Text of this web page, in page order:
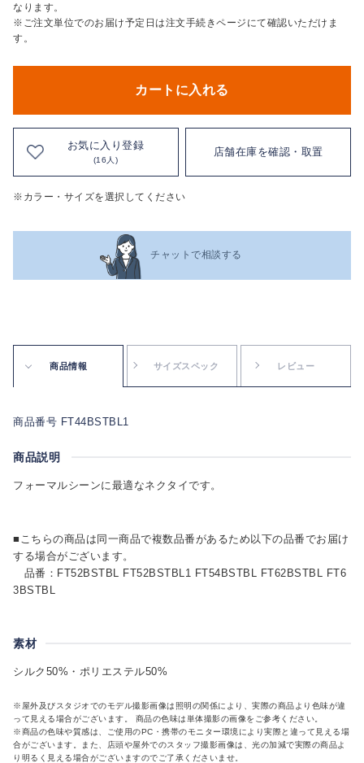
なります。
※ご注文単位でのお届け予定日は注文手続きページにて確認いただけま
す。
カートに入れる
お気に入り登録
(16人)
店舗在庫を確認・取置
※カラー・サイズを選択してください
チャットで相談する
商品情報 サイズスペック レビュー
商品番号 FT44BSTBL1
商品説明
フォーマルシーンに最適なネクタイです。
■こちらの商品は同一商品で複数品番があるため以下の品番でお届け
する場合がございます。
品番：FT52BSTBL FT52BSTBL1 FT54BSTBL FT62BSTBL FT6
3BSTBL
素材
シルク50%・ポリエステル50%
※屋外及びスタジオでのモデル撮影画像は照明の関係により、実際の商品より色味が違
って見える場合がございます。 商品の色味は単体撮影の画像をご参考ください。
※商品の色味や質感は、ご使用のPC・携帯のモニター環境により実際と違って見える場
合がございます。また、店頭や屋外でのスタッフ撮影画像は、光の加減で実際の商品よ
り明るく見える場合がございますのでご了承くださいませ。